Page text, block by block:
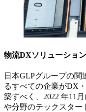
GLP座間
物流DXソリューション
日本GLPグループの
るすべての企業がDX
築すべく、2022 年11
や分野のテックスター